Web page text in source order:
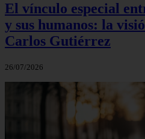
El vínculo especial
y sus humanos: la
Carlos Gutiérrez
26/07/2026